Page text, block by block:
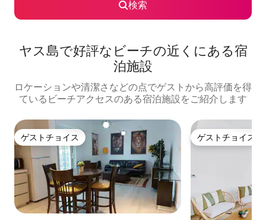
検索
ヤス島で好評なビーチの近くにある宿
泊施設
ロケーションや清潔さなどの点でゲストから高評価を得
ているビーチアクセスのある宿泊施設をご紹介します
ゲストチョイス
ゲストチョイス ゲストチョイス
ゲストチョイス